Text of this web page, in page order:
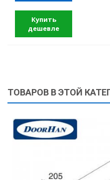
Купить
дешевле
ТОВАРОВ В ЭТОЙ